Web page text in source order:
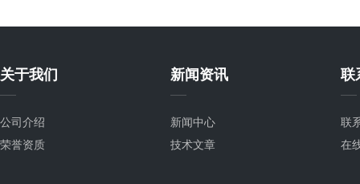
关于我们
公司介绍
荣誉资质
新闻资讯
新闻中心
技术文章
联
联
在